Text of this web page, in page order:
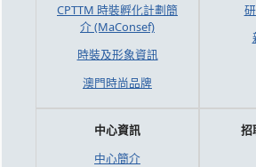
CPTTM 時裝孵化計劃簡
介 (MaConsef)
時裝及形象資訊
澳門時尚品牌
中心資訊
中心簡介
招